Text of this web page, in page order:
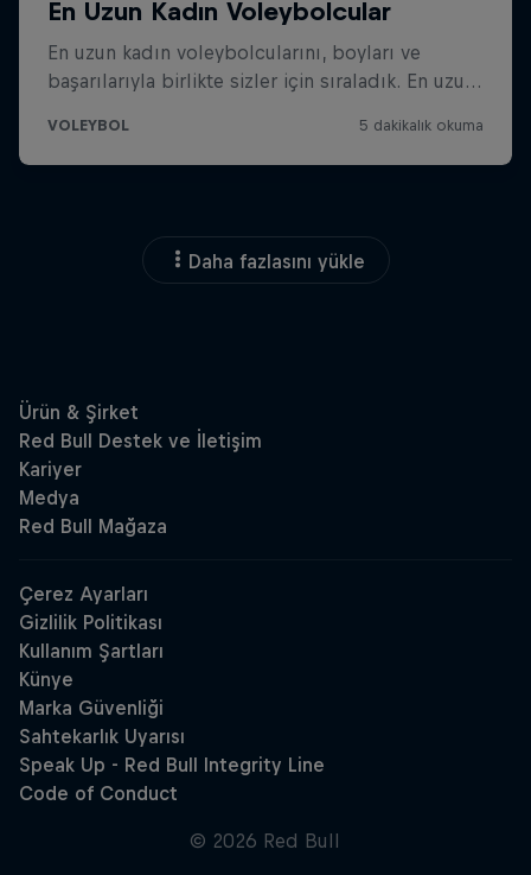
Daha fazlasını yükle